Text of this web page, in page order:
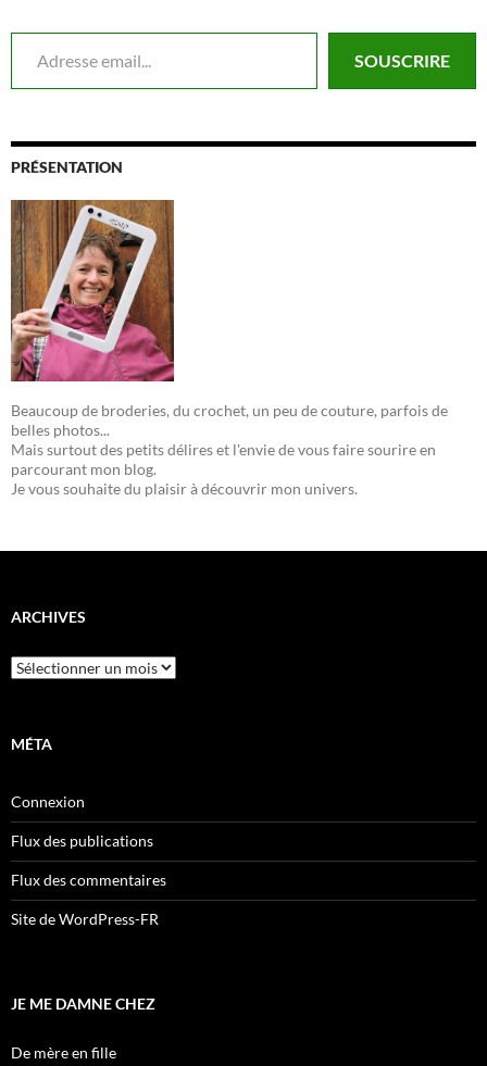
Adresse email...
SOUSCRIRE
PRÉSENTATION
Beaucoup de broderies, du crochet, un peu de couture, parfois de
belles photos...
Mais surtout des petits délires et l'envie de vous faire sourire en
parcourant mon blog.
Je vous souhaite du plaisir à découvrir mon univers.
ARCHIVES
Archives
MÉTA
Connexion
Flux des publications
Flux des commentaires
Site de WordPress-FR
JE ME DAMNE CHEZ
De mère en fille